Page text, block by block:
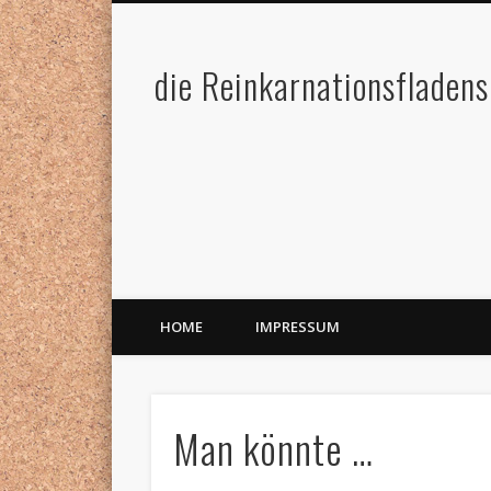
die Reinkarnationsfladens
HOME IMPRESSUM
Man könnte …